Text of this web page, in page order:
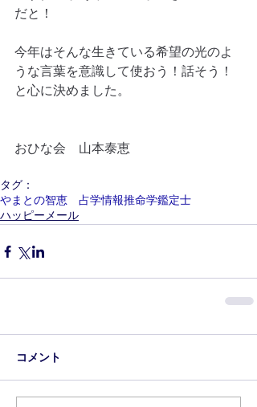
だと！
今年はそんな生きている希望の光のよ
うな言葉を意識して使おう！話そう！
と心に決めました。
おひな会　山本泰恵
タグ：
やまとの智恵 占学情報推命学鑑定士
ハッピーメール
コメント